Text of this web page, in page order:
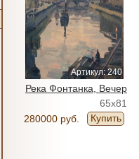
Артикул: 240
Река Фонтанка, Вечер
65x81
280000 руб.
Купить